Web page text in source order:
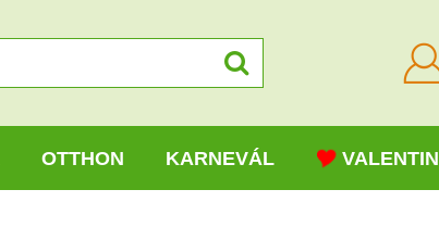
OTTHON KARNEVÁL VALENTIN